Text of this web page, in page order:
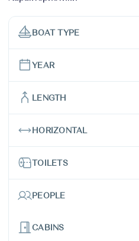
BOAT TYPE
YEAR
LENGTH
HORIZONTAL
TOILETS
PEOPLE
CABINS